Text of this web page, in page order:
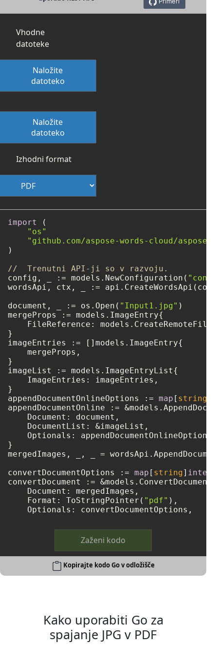
Vhodne
datoteke
Naložite
datoteko
Naložite
datoteko
Izhodni format
import
(
"os"
"github.com/aspose-words-cloud/
)
//  Trenutni API-ji so v razvoju.
config, _ := models.NewConfiguration(
wordsApi, ctx, _ :=
document, _ := os.Open( "Input1.jpg" )
mergeProps := models.ImageEntry{
FileReference:
}
imageEntries := []models.ImageEntry{
    mergeProps,
}
imageList := models.ImageEntryList{
    ImageEntries: imageEntries,
}
appendDocumentOnlineOptions := map [ string
appendDocumentOnline :=
    Document: document,
    DocumentList: &imageList,
    Optionals: appendDocumentOnlineOptions,
}
mergedImages, _, _ =
convertDocumentOptions := map [ string]
convertDocument :=
    Document: mergedImages,
    Format: ToStringPointer(
"pdf" ),
Zaženi kodo
Kopirajte kodo Go v odložišče
Kako uporabiti Go za
spajanje JPG v PDF